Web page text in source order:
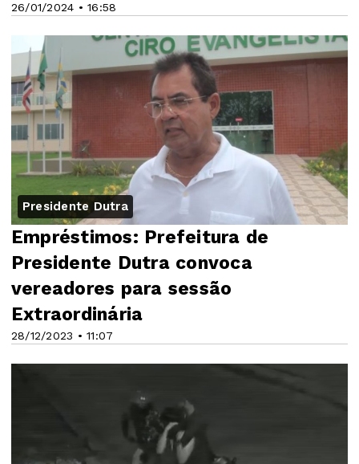
26/01/2024 • 16:58
Presidente Dutra
28/12/2023 • 11:07
Empréstimos: Prefeitura de
Presidente Dutra convoca
vereadores para sessão
Extraordinária